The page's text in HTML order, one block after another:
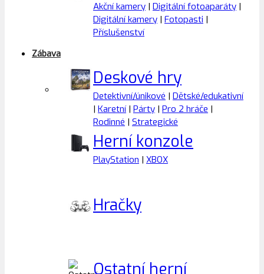
Akční kamery | Digitální fotoaparáty |
Digitální kamery | Fotopasti |
Příslušenství
Zábava
Deskové hry
Detektivní/únikové | Dětské/edukativní
| Karetní| Párty | Pro 2 hráče |
Rodinné | Strategické
Herní konzole
PlayStation | XBOX
Hračky
Ostatní herní